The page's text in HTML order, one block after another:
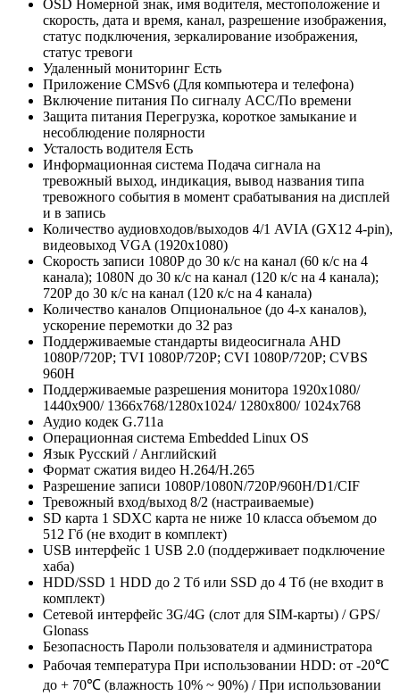
OSD Номерной знак, имя водителя, местоположение и
скорость, дата и время, канал, разрешение изображения,
статус подключения, зеркалирование изображения,
статус тревоги
Удаленный мониторинг Есть
Приложение CMSv6 (Для компьютера и телефона)
Включение питания По сигналу ACC/По времени
Защита питания Перегрузка, короткое замыкание и
несоблюдение полярности
Усталость водителя Есть
Информационная система Подача сигнала на
тревожный выход, индикация, вывод названия типа
тревожного события в момент срабатывания на дисплей
и в запись
Количество аудиовходов/выходов 4/1 AVIA (GX12 4-pin),
видеовыход VGA (1920x1080)
Скорость записи 1080P до 30 к/с на канал (60 к/с на 4
канала); 1080N до 30 к/с на канал (120 к/с на 4 канала);
720P до 30 к/с на канал (120 к/с на 4 канала)
Количество каналов Опциональное (до 4-х каналов),
ускорение перемотки до 32 раз
Поддерживаемые стандарты видеосигнала AHD
1080P/720P; TVI 1080P/720P; CVI 1080P/720P; CVBS
960H
Поддерживаемые разрешения монитора 1920х1080/
1440х900/ 1366х768/1280x1024/ 1280x800/ 1024x768
Аудио кодек G.711a
Операционная система Embedded Linux OS
Язык Русский / Английский
Формат сжатия видео H.264/H.265
Разрешение записи 1080P/1080N/720P/960H/D1/CIF
Тревожный вход/выход 8/2 (настраиваемые)
SD карта 1 SDXC карта не ниже 10 класса объемом до
512 Гб (не входит в комплект)
USB интерфейс 1 USB 2.0 (поддерживает подключение
хаба)
HDD/SSD 1 HDD до 2 Тб или SSD до 4 Тб (не входит в
комплект)
Сетевой интерфейс 3G/4G (слот для SIM-карты) / GPS/
Glonass
Безопасность Пароли пользователя и администратора
Рабочая температура При использовании HDD: от -20℃
до + 70℃ (влажность 10% ~ 90%) / При использовании